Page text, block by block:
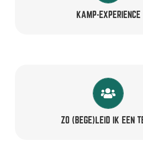
KAMP-EXPERIENCE
Max, Pien & Tim
ZO (BEGE)LEID IK EEN
TRAINERS
Bart, Kelsey, Peter &